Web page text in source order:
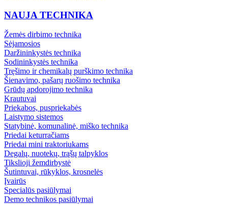
NAUJA TECHNIKA
Žemės dirbimo technika
Sėjamosios
Daržininkystės technika
Sodininkystės technika
Tręšimo ir chemikalų purškimo technika
Šienavimo, pašarų ruošimo technika
Grūdų apdorojimo technika
Krautuvai
Priekabos, puspriekabės
Laistymo sistemos
Statybinė, komunalinė, miško technika
Priedai keturračiams
Priedai mini traktoriukams
Degalų, nuotekų, trąšų talpyklos
Tikslioji žemdirbystė
Šutintuvai, rūkyklos, krosnelės
Įvairūs
Specialūs pasiūlymai
Demo technikos pasiūlymai